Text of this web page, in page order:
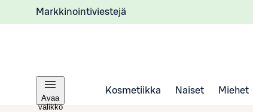
Markkinointiviestejä
Avaa
valikko
Kosmetiikka Naiset Miehet